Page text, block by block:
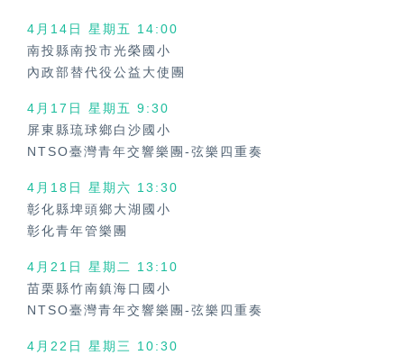
4月14日 星期五
14:00
南投縣南投市光榮國小
內政部替代役公益大使團
4月17日 星期五 9:30
屏東縣琉球鄉白沙國小
NTSO臺灣青年交響樂團-弦樂四重奏
4月18日 星期六 13:30
彰化縣埤頭鄉大湖國小
彰化青年管樂團
4月21日 星期二 13:10
苗栗縣竹南鎮海口國小
NTSO臺灣青年交響樂團-弦樂四重奏
4月22日 星期三
10:30